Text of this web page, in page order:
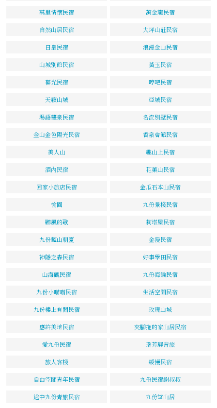
萬里情懷民宿 萬金龍民宿
自然山居民宿 大坪山莊民宿
日皇民宿 浪漫金山民宿
山城別館民宿 黃玉民宿
暮光民宿 哼吧民宿
天籟山城 亞城民宿
湯語雙泉民宿 名流別墅民宿
金山金色陽光民宿 香泉會館民宿
美人山 趣山上民宿
酒內民宿 花菓山民宿
回家小旅店民宿 金瓜石本山民宿
愉園 九份景棧民宿
聽風的歌 莉塔屋民宿
九份藍山朝夏 金漫民宿
神隱之森民宿 好事學田民宿
山海觀民宿 九份海論民宿
九份小喵喵民宿 生活空間民宿
九份樓上有閒民宿 玫瑰山城
應許美地民宿 夾腳拖的家山居民宿
愛九份民宿 瑞芳驛青旅
旅人客棧 緩慢民宿
自由空間青年民宿 九份民宿謝叔叔
途中九份青旅民宿 九份望山居